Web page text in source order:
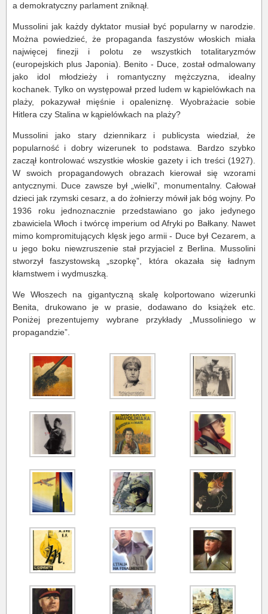
a demokratyczny parlament zniknął.
Mussolini jak każdy dyktator musiał być popularny w narodzie.
Można powiedzieć, że propaganda faszystów włoskich miała
najwięcej finezji i polotu ze wszystkich totalitaryzmów
(europejskich plus Japonia). Benito - Duce, został odmalowany
jako idol młodzieży i romantyczny mężczyzna, idealny
kochanek. Tylko on występował przed ludem w kąpielówkach na
plaży, pokazywał mięśnie i opaleniznę. Wyobrażacie sobie
Hitlera czy Stalina w kąpielówkach na plaży?
Mussolini jako stary dziennikarz i publicysta wiedział, że
popularność i dobry wizerunek to podstawa. Bardzo szybko
zaczął kontrolować wszystkie włoskie gazety i ich treści (1927).
W swoich propagandowych obrazach kierował się wzorami
antycznymi. Duce zawsze był „wielki”, monumentalny. Całował
dzieci jak rzymski cesarz, a do żołnierzy mówił jak bóg wojny. Po
1936 roku jednoznacznie przedstawiano go jako jedynego
zbawiciela Włoch i twórcę imperium od Afryki po Bałkany. Nawet
mimo kompromitujących klęsk jego armii - Duce był Cezarem, a
u jego boku niewzruszenie stał przyjaciel z Berlina. Mussolini
stworzył faszystowską „szopkę”, która okazała się ładnym
kłamstwem i wydmuszką.
We Włoszech na gigantyczną skalę kolportowano wizerunki
Benita, drukowano je w prasie, dodawano do książek etc.
Poniżej prezentujemy wybrane przykłady „Mussoliniego w
propagandzie”.